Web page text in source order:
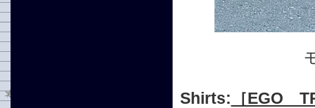
Shirts: ［EGO